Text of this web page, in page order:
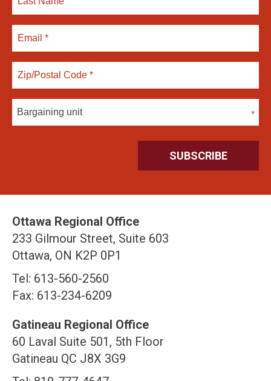
Bargaining unit
Ottawa Regional Office
233 Gilmour Street, Suite 603
Ottawa, ON K2P 0P1
Tel: 613-560-2560
Fax: 613-234-6209
Gatineau Regional Office
60 Laval Suite 501, 5th Floor
Gatineau QC J8X 3G9